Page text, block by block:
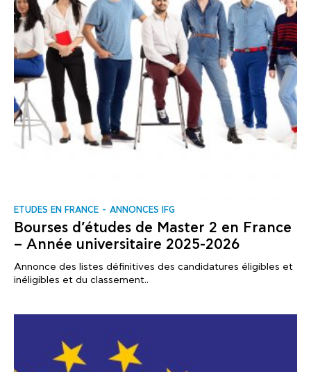
ΕTUDES EN FRANCE ANNONCES IFG
Bourses d’études de Master 2 en France
– Année universitaire 2025-2026
Annonce des listes définitives des candidatures éligibles et
inéligibles et du classement..